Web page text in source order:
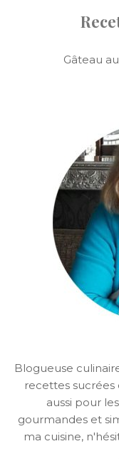
Gâteau
Blogueuse
recettes sucrées
aussi pour
gourmandes et
ma cuisine,